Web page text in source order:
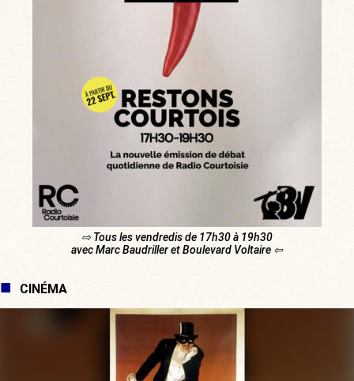
⇨ Tous les vendredis de 17h30 à 19h30
avec Marc Baudriller et Boulevard Voltaire ⇦
CINÉMA